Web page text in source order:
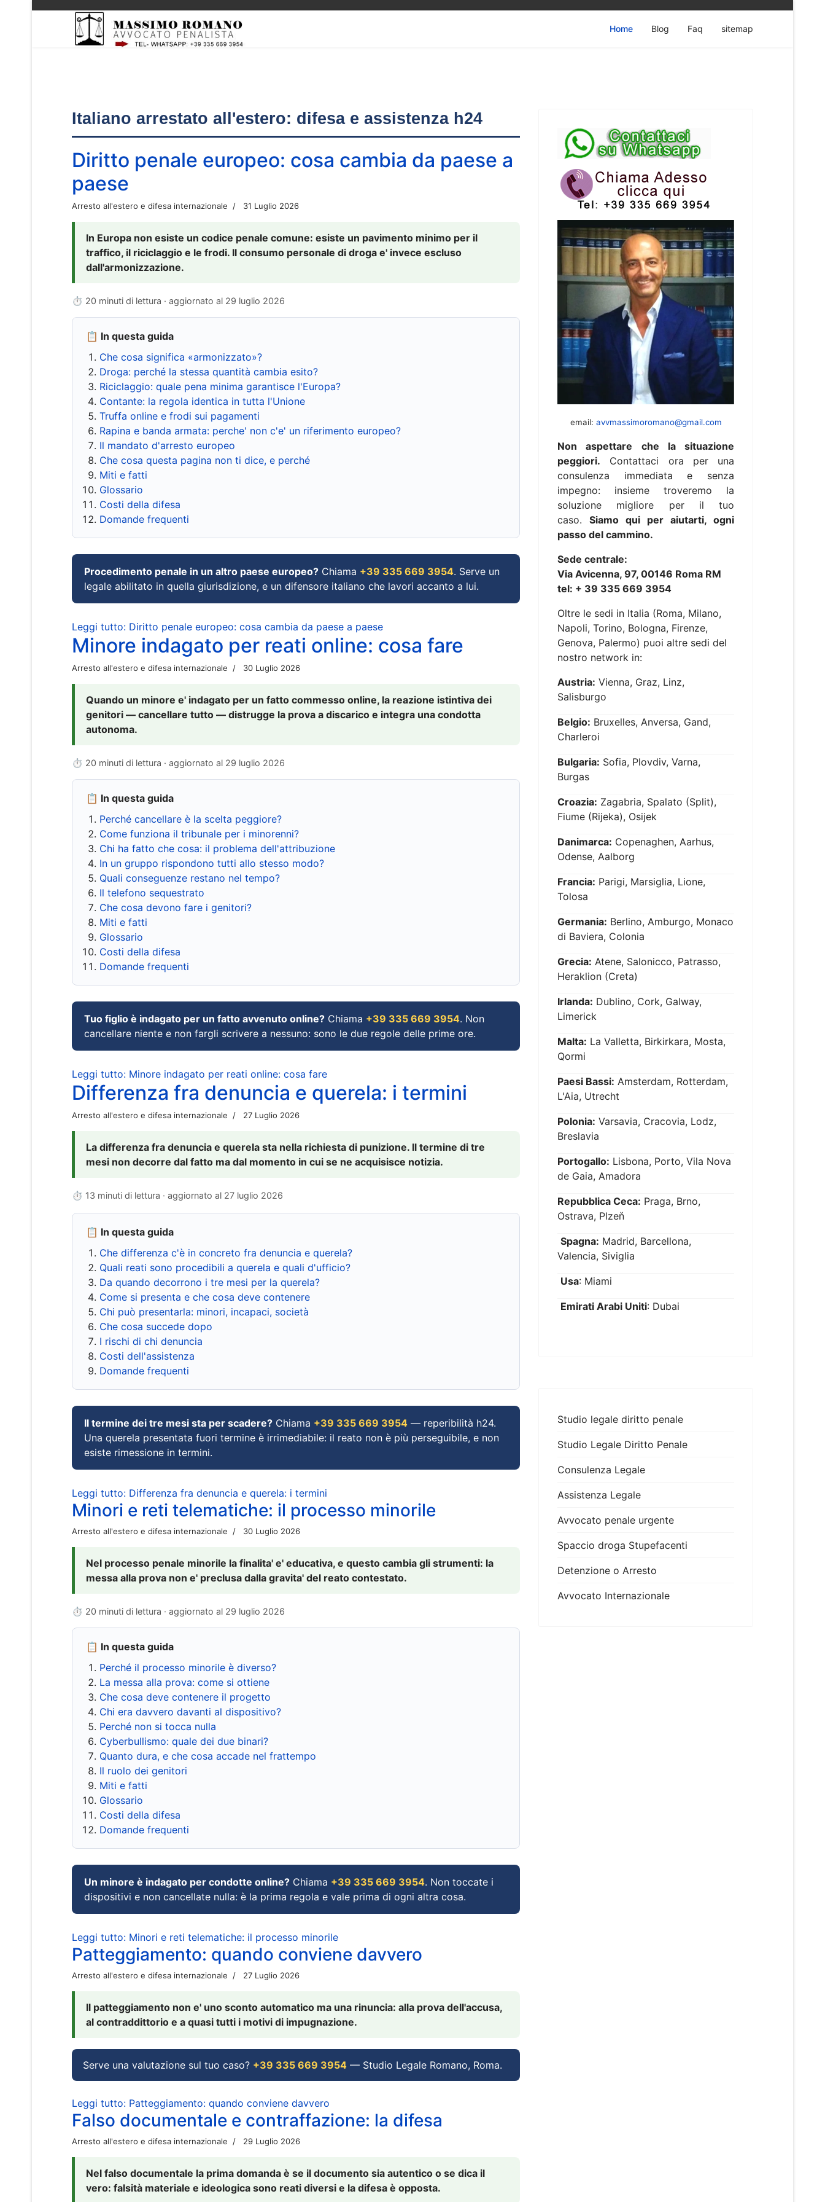
Home Blog Faq sitemap
Italiano arrestato all'estero: difesa e assistenza h24
Diritto penale europeo: cosa cambia da paese a
paese
Arresto all'estero e difesa internazionale 31 Luglio 2026
In Europa non esiste un codice penale comune: esiste un pavimento minimo per il
traffico, il riciclaggio e le frodi. Il consumo personale di droga e' invece escluso
dall'armonizzazione.
⏱ 20 minuti di lettura · aggiornato al 29 luglio 2026
📋 In questa guida
Che cosa significa «armonizzato»?
Droga: perché la stessa quantità cambia esito?
Riciclaggio: quale pena minima garantisce l'Europa?
Contante: la regola identica in tutta l'Unione
Truffa online e frodi sui pagamenti
Rapina e banda armata: perche' non c'e' un riferimento europeo?
Il mandato d'arresto europeo
Che cosa questa pagina non ti dice, e perché
Miti e fatti
Glossario
Costi della difesa
Domande frequenti
Procedimento penale in un altro paese europeo? Chiama +39 335 669 3954. Serve un
legale abilitato in quella giurisdizione, e un difensore italiano che lavori accanto a lui.
Leggi tutto: Diritto penale europeo: cosa cambia da paese a paese
Minore indagato per reati online: cosa fare
Arresto all'estero e difesa internazionale 30 Luglio 2026
Quando un minore e' indagato per un fatto commesso online, la reazione istintiva dei
genitori — cancellare tutto — distrugge la prova a discarico e integra una condotta
autonoma.
⏱ 20 minuti di lettura · aggiornato al 29 luglio 2026
📋 In questa guida
Perché cancellare è la scelta peggiore?
Come funziona il tribunale per i minorenni?
Chi ha fatto che cosa: il problema dell'attribuzione
In un gruppo rispondono tutti allo stesso modo?
Quali conseguenze restano nel tempo?
Il telefono sequestrato
Che cosa devono fare i genitori?
Miti e fatti
Glossario
Costi della difesa
Domande frequenti
Tuo figlio è indagato per un fatto avvenuto online? Chiama +39 335 669 3954. Non
cancellare niente e non fargli scrivere a nessuno: sono le due regole delle prime ore.
Leggi tutto: Minore indagato per reati online: cosa fare
Differenza fra denuncia e querela: i termini
Arresto all'estero e difesa internazionale 27 Luglio 2026
La differenza fra denuncia e querela sta nella richiesta di punizione. Il termine di tre
mesi non decorre dal fatto ma dal momento in cui se ne acquisisce notizia.
⏱ 13 minuti di lettura · aggiornato al 27 luglio 2026
📋 In questa guida
Che differenza c'è in concreto fra denuncia e querela?
Quali reati sono procedibili a querela e quali d'ufficio?
Da quando decorrono i tre mesi per la querela?
Come si presenta e che cosa deve contenere
Chi può presentarla: minori, incapaci, società
Che cosa succede dopo
I rischi di chi denuncia
Costi dell'assistenza
Domande frequenti
Il termine dei tre mesi sta per scadere? Chiama +39 335 669 3954 — reperibilità h24.
Una querela presentata fuori termine è irrimediabile: il reato non è più perseguibile, e non
esiste rimessione in termini.
Leggi tutto: Differenza fra denuncia e querela: i termini
Minori e reti telematiche: il processo minorile
Arresto all'estero e difesa internazionale 30 Luglio 2026
Nel processo penale minorile la finalita' e' educativa, e questo cambia gli strumenti: la
messa alla prova non e' preclusa dalla gravita' del reato contestato.
⏱ 20 minuti di lettura · aggiornato al 29 luglio 2026
📋 In questa guida
Perché il processo minorile è diverso?
La messa alla prova: come si ottiene
Che cosa deve contenere il progetto
Chi era davvero davanti al dispositivo?
Perché non si tocca nulla
Cyberbullismo: quale dei due binari?
Quanto dura, e che cosa accade nel frattempo
Il ruolo dei genitori
Miti e fatti
Glossario
Costi della difesa
Domande frequenti
Un minore è indagato per condotte online? Chiama +39 335 669 3954. Non toccate i
dispositivi e non cancellate nulla: è la prima regola e vale prima di ogni altra cosa.
Leggi tutto: Minori e reti telematiche: il processo minorile
Patteggiamento: quando conviene davvero
Arresto all'estero e difesa internazionale 27 Luglio 2026
Il patteggiamento non e' uno sconto automatico ma una rinuncia: alla prova dell'accusa,
al contraddittorio e a quasi tutti i motivi di impugnazione.
Serve una valutazione sul tuo caso? +39 335 669 3954 — Studio Legale Romano, Roma.
Leggi tutto: Patteggiamento: quando conviene davvero
Falso documentale e contraffazione: la difesa
Arresto all'estero e difesa internazionale 29 Luglio 2026
Nel falso documentale la prima domanda è se il documento sia autentico o se dica il
vero: falsità materiale e ideologica sono reati diversi e la difesa è opposta.
email: avvmassimoromano@gmail.com
Non aspettare che la situazione
peggiori. Contattaci ora per una
consulenza immediata e senza
impegno: insieme troveremo la
soluzione migliore per il tuo
caso. Siamo qui per aiutarti, ogni
passo del cammino.
Sede centrale:
Via Avicenna, 97, 00146 Roma RM
tel: + 39 335 669 3954
Oltre le sedi in Italia (Roma, Milano,
Napoli, Torino, Bologna, Firenze,
Genova, Palermo) puoi altre sedi del
nostro network in:
Austria: Vienna, Graz, Linz,
Salisburgo
Belgio: Bruxelles, Anversa, Gand,
Charleroi
Bulgaria: Sofia, Plovdiv, Varna,
Burgas
Croazia: Zagabria, Spalato (Split),
Fiume (Rijeka), Osijek
Danimarca: Copenaghen, Aarhus,
Odense, Aalborg
Francia: Parigi, Marsiglia, Lione,
Tolosa
Germania: Berlino, Amburgo, Monaco
di Baviera, Colonia
Grecia: Atene, Salonicco, Patrasso,
Heraklion (Creta)
Irlanda: Dublino, Cork, Galway,
Limerick
Malta: La Valletta, Birkirkara, Mosta,
Qormi
Paesi Bassi: Amsterdam, Rotterdam,
L'Aia, Utrecht
Polonia: Varsavia, Cracovia, Lodz,
Breslavia
Portogallo: Lisbona, Porto, Vila Nova
de Gaia, Amadora
Repubblica Ceca: Praga, Brno,
Ostrava, Plzeň
Spagna: Madrid, Barcellona,
Valencia, Siviglia
Usa: Miami
Emirati Arabi Uniti: Dubai
Studio legale diritto penale
Studio Legale Diritto Penale
Consulenza Legale
Assistenza Legale
Avvocato penale urgente
Spaccio droga Stupefacenti
Detenzione o Arresto
Avvocato Internazionale